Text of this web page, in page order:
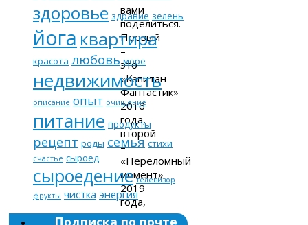
вами
поделиться.
Первый
–
это
«Капитан
Фантастик»
2016
года,
второй
–
«Переломный
момент»
2019
года,
название
здоровье здравие зелень
йога квартира
красота любовь море
недвижимость
описание опыт очищение
питание продукты
рецепт роды семья стихи
счастье сыроед
сыроедение телевизор
фрукты чистка энергия
Подписка по почте